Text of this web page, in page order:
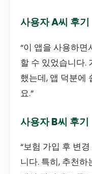
사용자 A씨 후기
“이 앱을 사용하
할 수 있었습니다.
했는데, 앱 덕분에
요.”
사용자 B씨 후기
“보험 가입 후 변
니다. 특히, 추천